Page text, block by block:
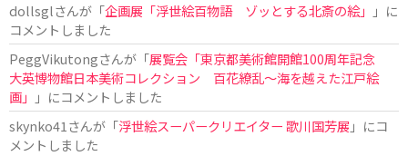
dollsglさんが「企画展「浮世絵百物語 ゾッとする北斎の絵」
」に
コメントしました
PeggVikutongさんが「展覧会「東京都美術館開館100周年記念
大英博物館日本美術コレクション 百花繚乱〜海を越えた江戸絵
画」
」にコメントしました
skynko41 さんが「浮世絵スーパークリエイター 歌川国芳展 」にコ
メントしました